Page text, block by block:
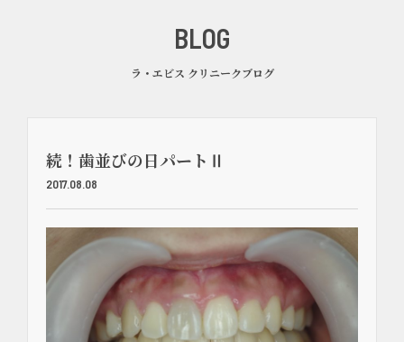
BLOG
ラ・エビス クリニークブログ
続！歯並びの日パートⅡ
2017.08.08